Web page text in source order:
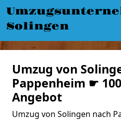
Solingen
Umzug von
Pappenheim ☛
Angebot
Umzug von Solingen nach